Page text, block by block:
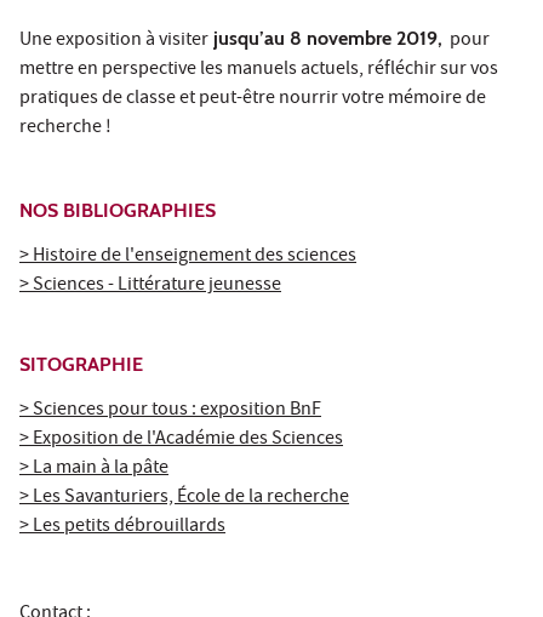
Une exposition à visiter jusqu’au 8 novembre 2019, pour
mettre en perspective les manuels actuels, réfléchir sur vos
pratiques de classe et peut-être nourrir votre mémoire de
recherche !
NOS BIBLIOGRAPHIES
> Histoire de l'enseignement des sciences
> Sciences - Littérature jeunesse
SITOGRAPHIE
> Sciences pour tous : exposition BnF
> Exposition de l'Académie des Sciences
> La main à la pâte
> Les Savanturiers, École de la recherche
> Les petits débrouillards